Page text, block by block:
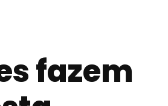
fazem